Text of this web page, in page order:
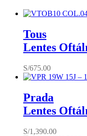
Tous
Lentes
S/675.00
Prada
Lentes
S/1,390.00